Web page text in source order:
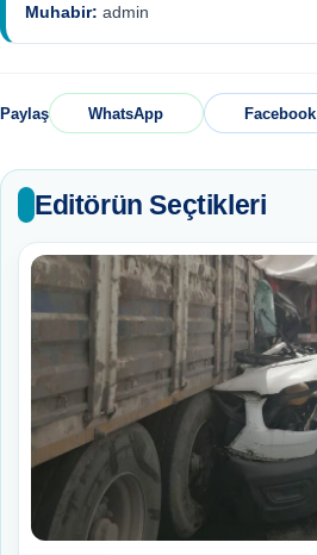
Muhabir: admin
Paylaş WhatsApp Facebook
Editörün Seçtikleri